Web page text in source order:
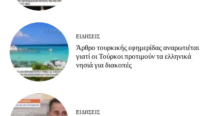
EΙΔΗΣΕΙΣ
Άρθρο τουρκικής εφημερίδας αναρωτιέται
γιατί οι Τούρκοι προτιμούν τα ελληνικά
νησιά για διακοπές
EΙΔΗΣΕΙΣ